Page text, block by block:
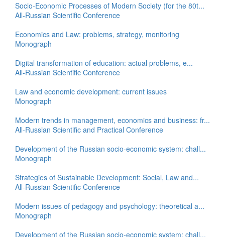
Socio-Economic Processes of Modern Society (for the 80t...
All-Russian Scientific Conference
Economics and Law: problems, strategy, monitoring
Monograph
Digital transformation of education: actual problems, e...
All-Russian Scientific Conference
Law and economic development: current issues
Monograph
Modern trends in management, economics and business: fr...
All-Russian Scientific and Practical Conference
Development of the Russian socio-economic system: chall...
Monograph
Strategies of Sustainable Development: Social, Law and...
All-Russian Scientific Conference
Modern issues of pedagogy and psychology: theoretical a...
Monograph
Development of the Russian socio-economic system: chall...